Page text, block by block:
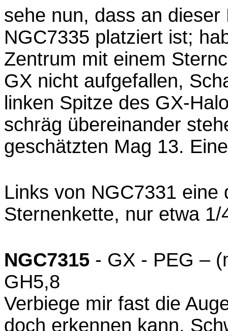
sehe nun, dass an
NGC7335 platziert ist;
Zentrum mit einem
GX nicht aufgefallen,
linken Spitze des GX-
schräg übereinander
geschätzten Mag 13.
Links von NGC7331
Sternenkette, nur etwa
NGC7315 - GX - PEG –
GH5,8
Verbiege mir fast die
doch erkennen kann.